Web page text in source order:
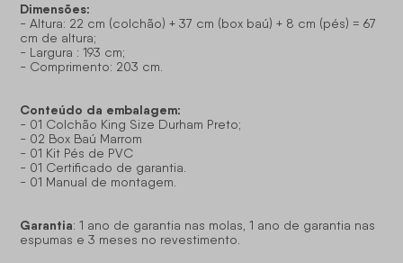
Dimensões:
- Altura: 22 cm (colchão) + 37 cm (box baú) + 8 cm (pés) = 67
cm de altura;
- Largura : 193 cm;
- Comprimento: 203 cm.
Conteúdo da embalagem:
- 01 Colchão King Size Durham Preto;
- 02 Box Baú Marrom
- 01 Kit Pés de PVC
- 01 Certificado de garantia.
- 01 Manual de montagem.
Garantia: 1 ano de garantia nas molas, 1 ano de garantia nas
espumas e 3 meses no revestimento.